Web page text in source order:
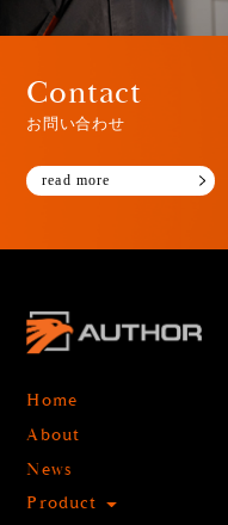
Contact
お問い合わせ
read more
Home
About
News
Product